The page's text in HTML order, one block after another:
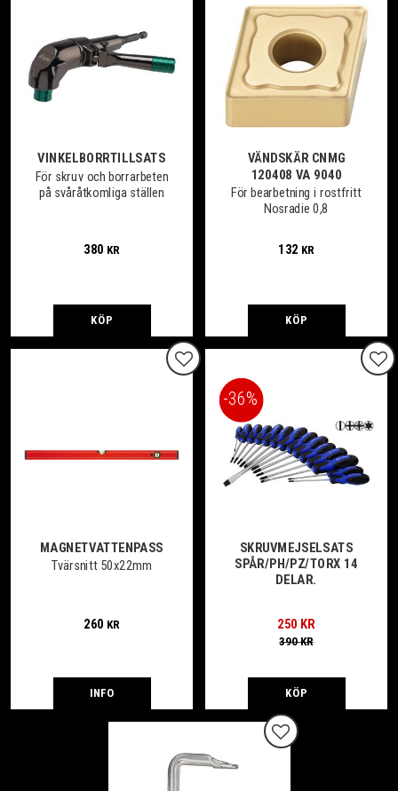
VINKELBORRTILLSATS
För skruv och borrarbeten
på svåråtkomliga ställen
380 KR
KÖP
VÄNDSKÄR CNMG
120408 VA 9040
För bearbetning i rostfritt
Nosradie 0,8
132 KR
KÖP
MAGNETVATTENPASS
Tvärsnitt 50x22mm
260 KR
Lägg till i favoriter
INFO
SKRUVMEJSELSATS
SPÅR/PH/PZ/TORX 14
DELAR.
250 KR
390KR
36%
KÖP
Lägg till i favoriter